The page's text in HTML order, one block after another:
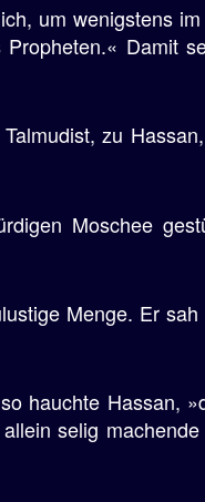
um wenigstens
Damit
zu
Moschee
Menge. Er
hauchte Hassan,
selig machende